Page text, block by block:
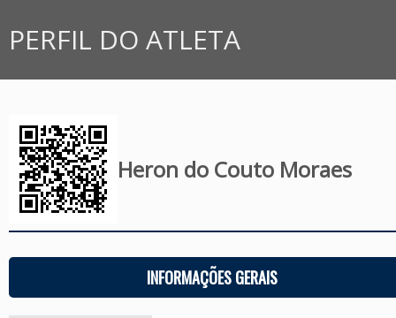
PERFIL DO ATLETA
Heron do Couto Moraes
INFORMAÇÕES GERAIS